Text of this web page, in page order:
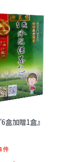
盒加贈1盒』
件